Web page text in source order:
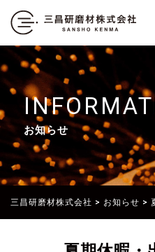
お知らせ
三昌研磨材株式会社 > お知らせ >